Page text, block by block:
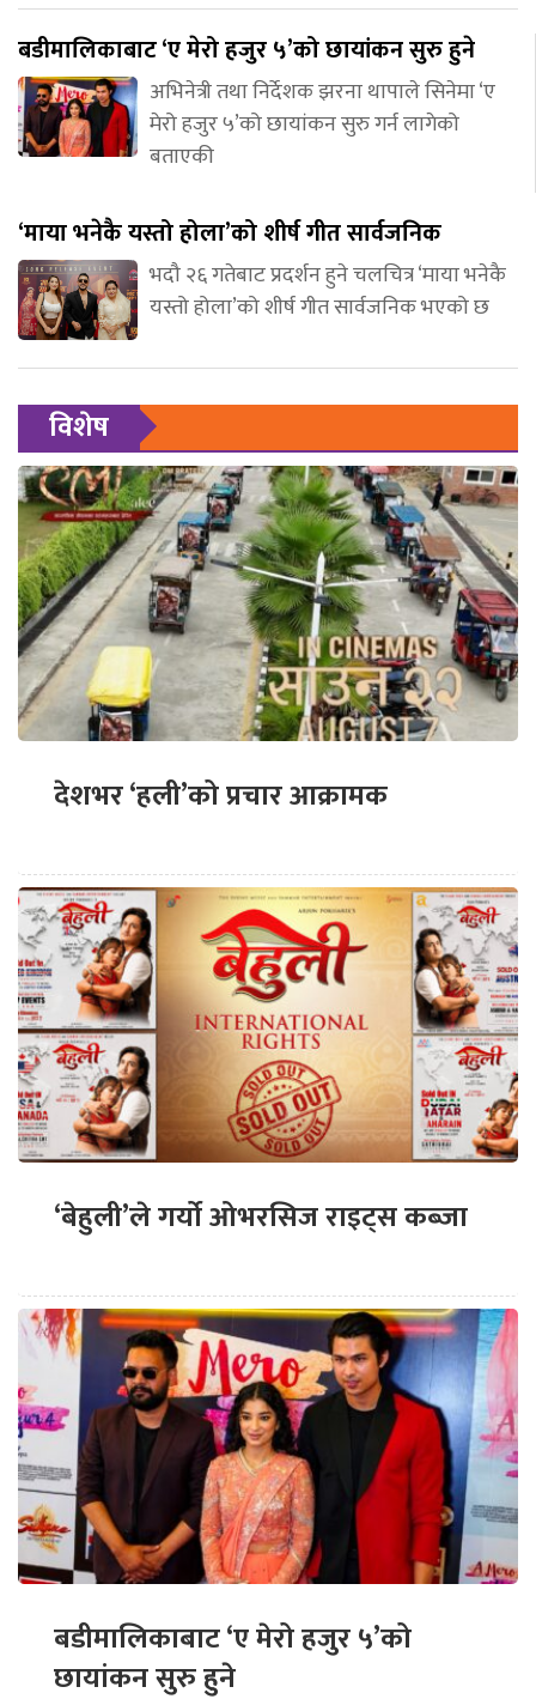
बडीमालिकाबाट ‘ए मेरो हजुर ५’को छायांकन सुरु हुने
अभिनेत्री तथा निर्देशक झरना थापाले सिनेमा ‘ए
मेरो हजुर ५’को छायांकन सुरु गर्न लागेको
बताएकी
‘माया भनेकै यस्तो होला’को शीर्ष गीत सार्वजनिक
भदौ २६ गतेबाट प्रदर्शन हुने चलचित्र ‘माया भनेकै
यस्तो होला’को शीर्ष गीत सार्वजनिक भएको छ
विशेष
देशभर ‘हली’को प्रचार आक्रामक
‘बेहुली’ले गर्यो ओभरसिज राइट्स कब्जा
बडीमालिकाबाट ‘ए मेरो हजुर ५’को
छायांकन सुरु हुने